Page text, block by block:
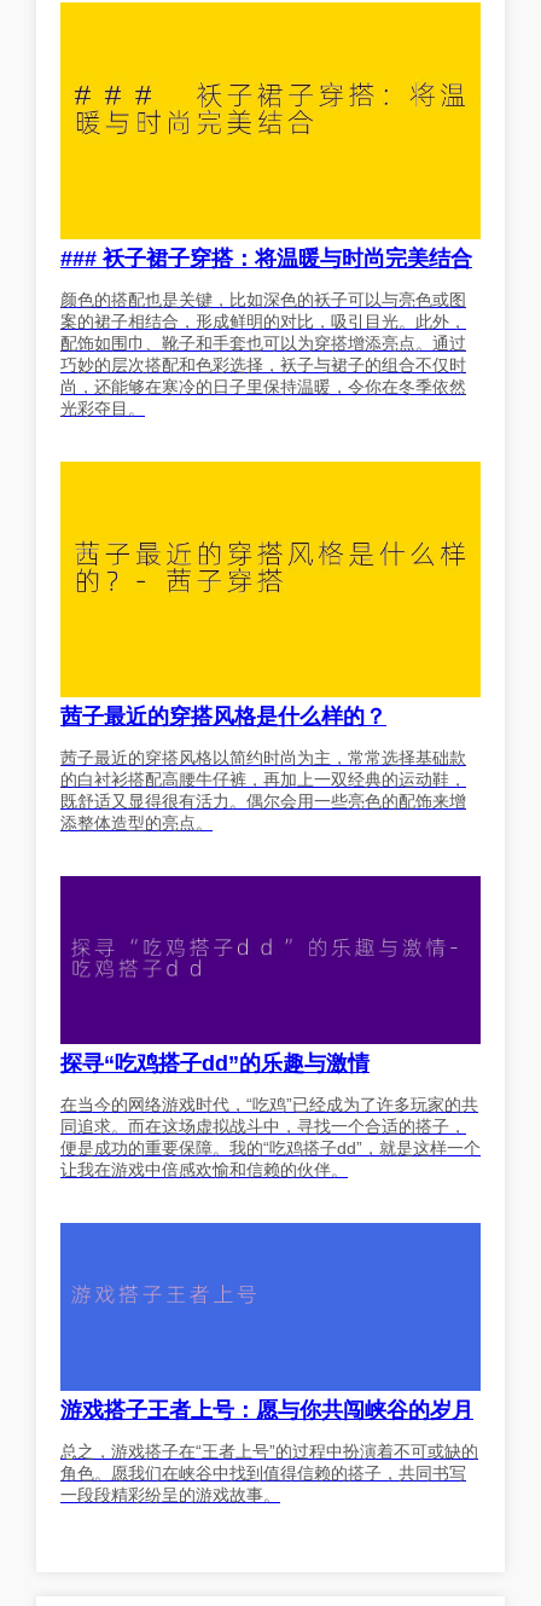
### 袄子裙子穿搭：将温暖与时尚完美结合
颜色的搭配也是关键，比如深色的袄子可以与亮色或图
案的裙子相结合，形成鲜明的对比，吸引目光。此外，
配饰如围巾、靴子和手套也可以为穿搭增添亮点。通过
巧妙的层次搭配和色彩选择，袄子与裙子的组合不仅时
尚，还能够在寒冷的日子里保持温暖，令你在冬季依然
光彩夺目。
茜子最近的穿搭风格是什么样的？
茜子最近的穿搭风格以简约时尚为主，常常选择基础款
的白衬衫搭配高腰牛仔裤，再加上一双经典的运动鞋，
既舒适又显得很有活力。偶尔会用一些亮色的配饰来增
添整体造型的亮点。
探寻“吃鸡搭子dd”的乐趣与激情
在当今的网络游戏时代，“吃鸡”已经成为了许多玩家的共
同追求。而在这场虚拟战斗中，寻找一个合适的搭子，
便是成功的重要保障。我的“吃鸡搭子dd”，就是这样一个
让我在游戏中倍感欢愉和信赖的伙伴。
游戏搭子王者上号：愿与你共闯峡谷的岁月
总之，游戏搭子在“王者上号”的过程中扮演着不可或缺的
角色。愿我们在峡谷中找到值得信赖的搭子，共同书写
一段段精彩纷呈的游戏故事。